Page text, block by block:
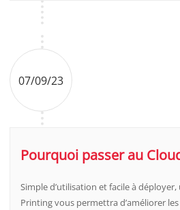
07/09/23
Pourquoi passer au
Simple d’utilisation et facile à
Printing vous permettra d’améliorer